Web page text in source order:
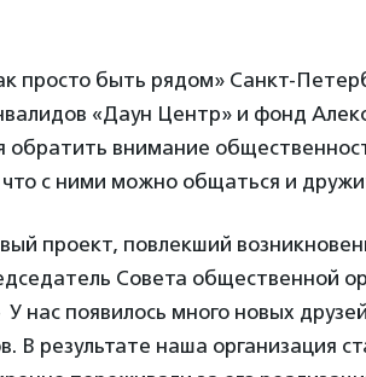
просто быть рядом» Санкт-
«Даун Центр» и фонд
обратить внимание
с ними можно общаться и
проект, повлекший
Совета общественной
нас появилось много новых
В результате наша организация